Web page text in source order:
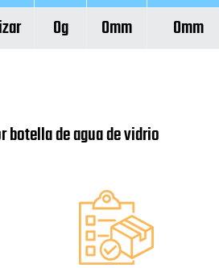
0g 0mm 0mm
de agua de vidrio